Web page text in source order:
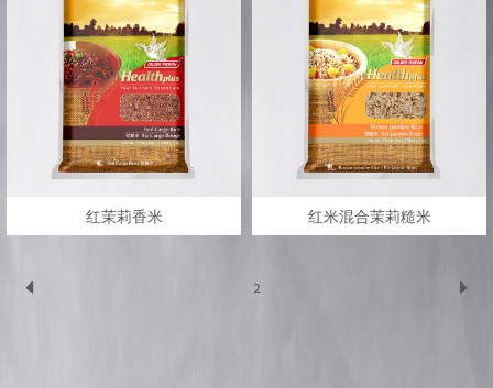
红茉莉香米 红米混合茉莉糙米
2